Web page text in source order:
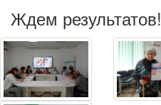
Ждем результатов!